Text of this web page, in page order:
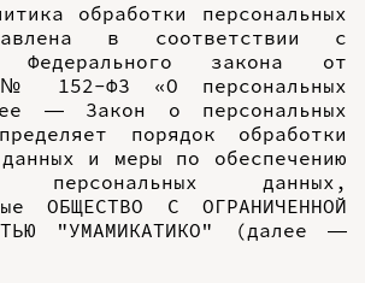
обработки персональных
в соответствии с
Федерального закона от
152-ФЗ «О персональных
— Закон о персональных
порядок обработки
и меры по обеспечению
персональных данных,
ОБЩЕСТВО С ОГРАНИЧЕННОЙ
"УМАМИКАТИКО" (далее —